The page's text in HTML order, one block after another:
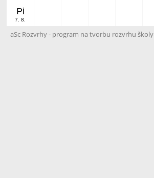
Pi
7. 8.
aSc Rozvrhy - program na tvorbu rozvrhu školy